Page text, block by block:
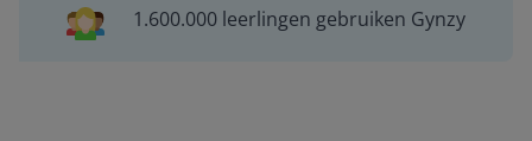
1.600.000 leerlingen gebruiken Gynzy